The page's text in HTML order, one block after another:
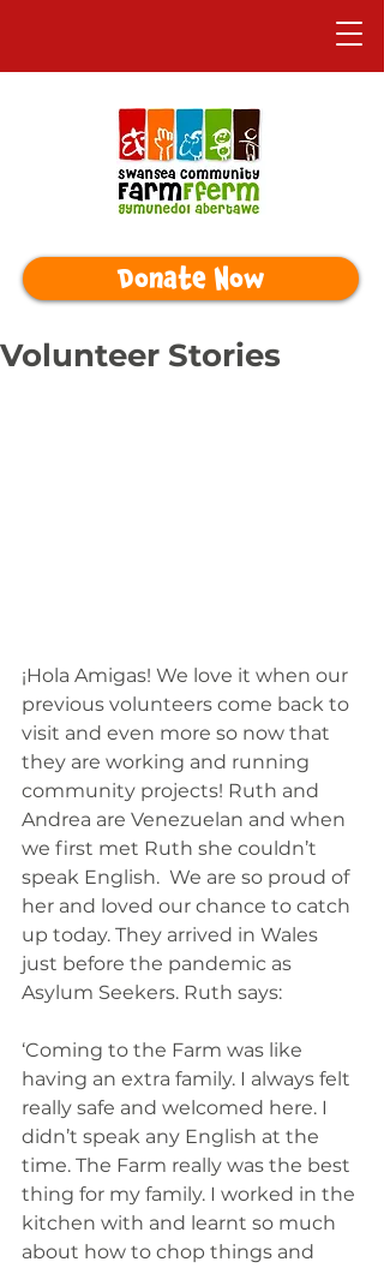
Donate Now
Volunteer Stories
¡Hola Amigas! We love it when our
previous volunteers come back to
visit and even more so now that
they are working and running
community projects! Ruth and
Andrea are Venezuelan and when
we first met Ruth she couldn’t
speak English.  We are so proud of
her and loved our chance to catch
up today. They arrived in Wales
just before the pandemic as
Asylum Seekers. Ruth says:
‘Coming to the Farm was like
having an extra family. I always felt
really safe and welcomed here. I
didn’t speak any English at the
time. The Farm really was the best
thing for my family. I worked in the
kitchen with and learnt so much
about how to chop things and